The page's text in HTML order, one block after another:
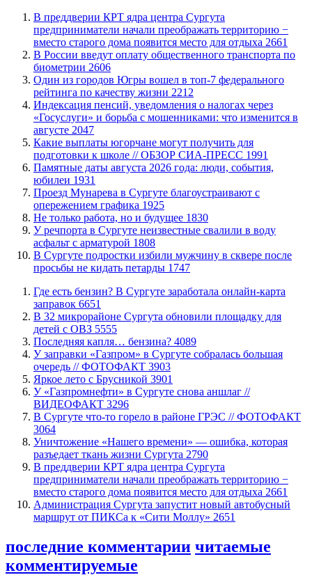
​В преддверии КРТ ядра центра Сургута
предприниматели начали преображать территорию −
вместо старого дома появится место для отдыха 2661
В России введут оплату общественного транспорта по
биометрии 2606
Один из городов Югры вошел в топ-7 федерального
рейтинга по качеству жизни 2212
​Индексация пенсий, уведомления о налогах через
«Госуслуги» и борьба с мошенниками: что изменится в
августе 2047
Какие выплаты югорчане могут получить для
подготовки к школе // ОБЗОР СИА-ПРЕСС 1991
​Памятные даты августа 2026 года: люди, события,
юбилеи 1931
​Проезд Мунарева в Сургуте благоустраивают с
опережением графика 1925
​Не только работа, но и будущее 1830
​У речпорта в Сургуте неизвестные свалили в воду
асфальт с арматурой 1808
В Сургуте подростки избили мужчину в сквере после
просьбы не кидать петарды 1747
​Где есть бензин? В Сургуте заработала онлайн-карта
заправок 6651
В 32 микрорайоне Сургута обновили площадку для
детей с ОВЗ 5555
​Последняя капля… бензина? 4089
​У заправки «Газпром» в Сургуте собралась большая
очередь // ФОТОФАКТ 3903
Яркое лето с Брусникой 3901
У «Газпромнефти» в Сургуте снова аншлаг //
ВИДЕОФАКТ 3296
​В Сургуте что-то горело в районе ГРЭС // ФОТОФАКТ
3064
​Уничтожение «Нашего времени» — ошибка, которая
разъедает ткань жизни Сургута 2790
​В преддверии КРТ ядра центра Сургута
предприниматели начали преображать территорию −
вместо старого дома появится место для отдыха 2661
​Администрация Сургута запустит новый автобусный
маршрут от ПИКСа к «Сити Моллу» 2651
последние комментарии читаемые
комментируемые